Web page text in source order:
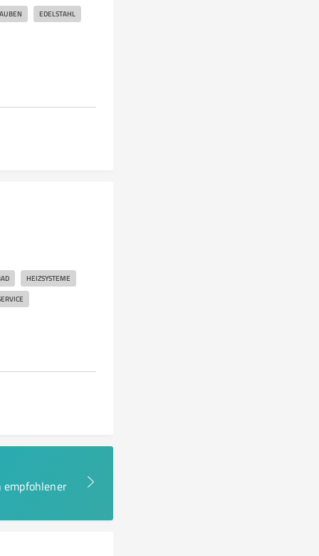
EDELSTAHL
HEIZSYSTEME
empfohlener